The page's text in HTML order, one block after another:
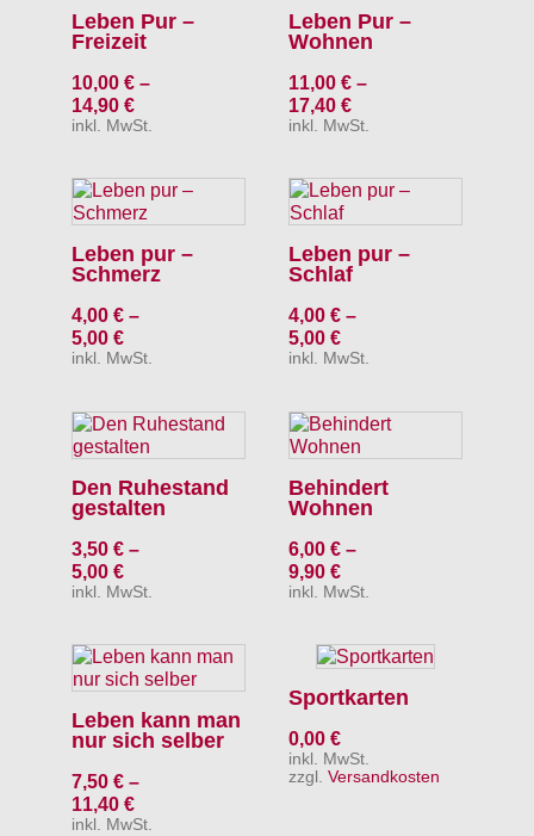
Leben Pur –
Freizeit
10,00€ –
14,90€
inkl. MwSt.
Leben Pur –
Wohnen
11,00€ –
17,40€
inkl. MwSt.
Leben pur –
Schmerz
4,00€ –
5,00€
inkl. MwSt.
Leben pur –
Schlaf
4,00€ –
5,00€
inkl. MwSt.
Den Ruhestand
gestalten
3,50€ –
5,00€
inkl. MwSt.
Behindert
Wohnen
6,00€ –
9,90€
inkl. MwSt.
Leben kann man
nur sich selber
7,50€ –
11,40€
inkl. MwSt.
Sportkarten
0,00€
inkl. MwSt.
zzgl.Versandkosten